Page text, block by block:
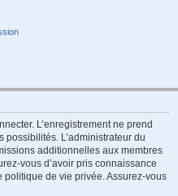
L’enregistrement ne prend
L’administrateur du
additionnelles aux membres
vous d’avoir pris connaissance
politique de vie privée. Assurez-vous